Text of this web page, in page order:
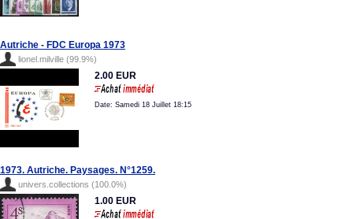
Autriche - FDC Europa 1973
lionel.milville (99.9%)
2.00 EUR
Date: Samedi 18 Juillet 18:15
1973. Autriche. Paysages. N°1259.
univers.collections (100.0%)
1.00 EUR